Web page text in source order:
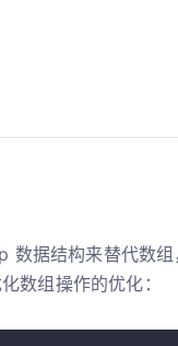
据结构来替代数
数组操作的优化：